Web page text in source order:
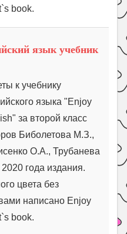
book.
язык учебник
к учебнику
языка "Enjoy
за второй класс
Биболетова М.З.,
О.А., Трубанева
года издания.
цвета без
написано Enjoy
book.